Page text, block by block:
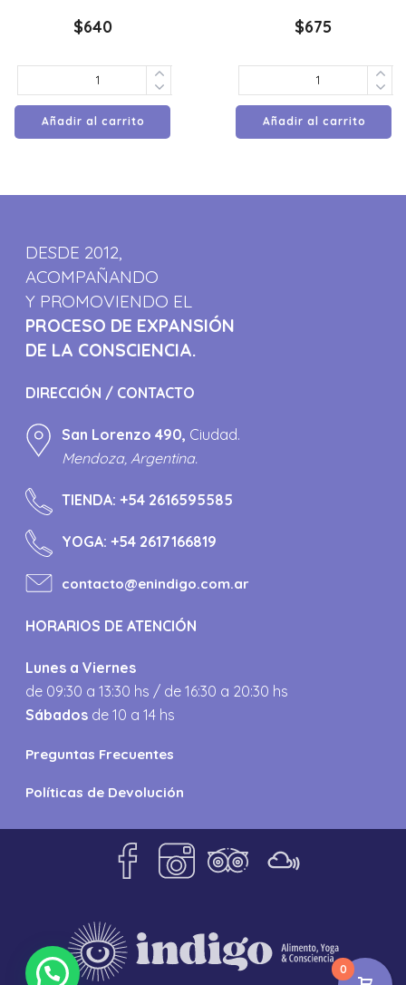
$640
Añadir al carrito
$675
Añadir al carrito
DESDE 2012,
ACOMPAÑANDO
Y PROMOVIENDO EL
PROCESO DE EXPANSIÓN
DE LA CONSCIENCIA.
DIRECCIÓN / CONTACTO
San Lorenzo 490, Ciudad.
Mendoza, Argentina.
TIENDA:+54 2616595585
YOGA:+54 2617166819
contacto@enindigo.com.ar
HORARIOS DE ATENCIÓN
Lunes a Viernes
de 09:30 a 13:30 hs / de 16:30 a 20:30 hs
Sábados de 10 a 14 hs
Preguntas Frecuentes
Políticas de Devolución
0